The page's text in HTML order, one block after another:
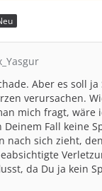
Aber es soll ja
verursachen.
mich fragt, wäre
Deinem Fall keine
nach sich zieht,
da Du ja kein